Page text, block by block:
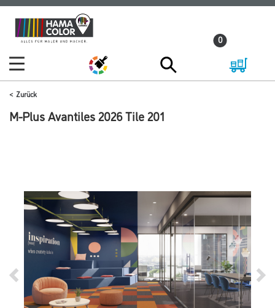
Zum
Inhalt
Zum
Navigationsmenü
0
Zurück
M-Plus Avantiles 2026 Tile 201